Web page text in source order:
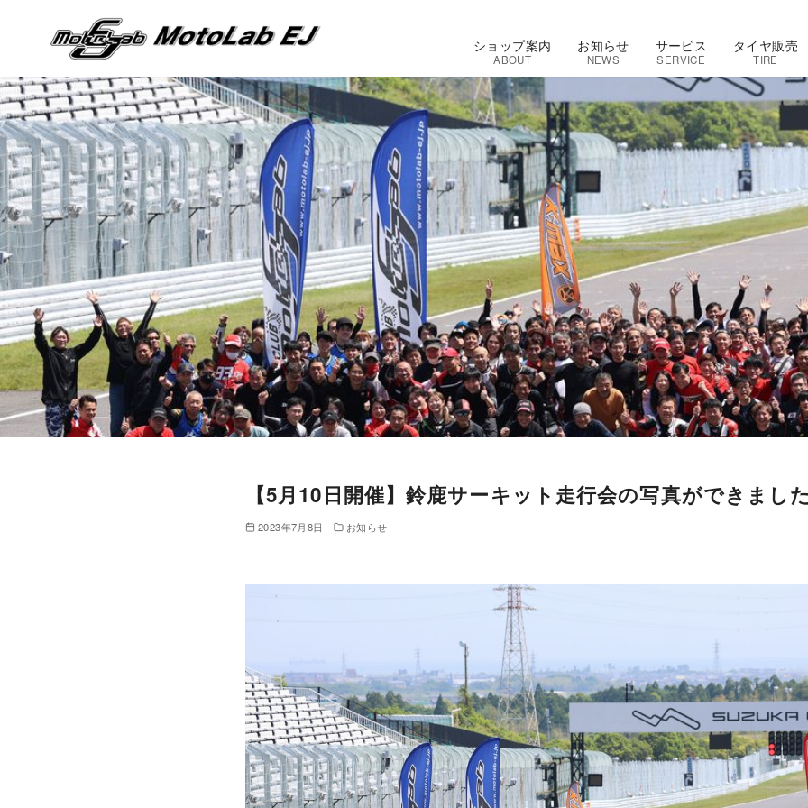
コ
ン
テ
ン
ツ
へ
移
動
ショップ案内
ABOUT
お知らせ
NEWS
サービス
SERVICE
タイヤ販売
TIRE
【5月10日開催】鈴鹿サーキット走行会の写真ができまし
2023年7月8日 お知らせ